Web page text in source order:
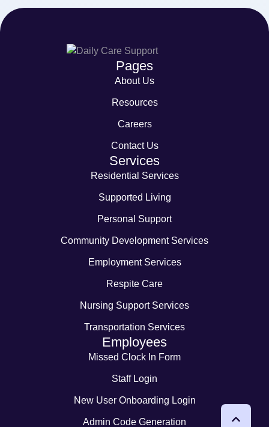
Pages
About Us
Resources
Careers
Contact Us
Services
Residential Services
Supported Living
Personal Support
Community Development Services
Employment Services
Respite Care
Nursing Support Services
Transportation Services
Employees
Missed Clock In Form
Staff Login
New User Onboarding Login
Admin Code Generation